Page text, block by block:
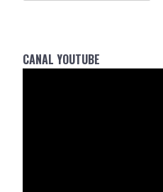
CANAL YOUTUBE